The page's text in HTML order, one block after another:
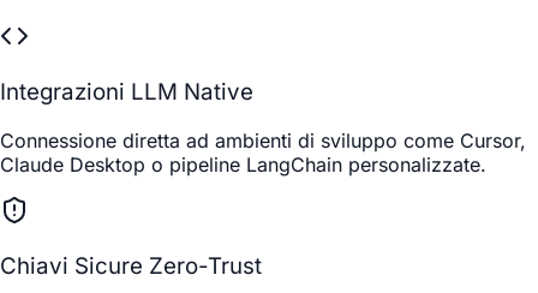
Integrazioni LLM Native
Connessione diretta ad ambienti di sviluppo come Cursor,
Claude Desktop o pipeline LangChain personalizzate.
Chiavi Sicure Zero-Trust